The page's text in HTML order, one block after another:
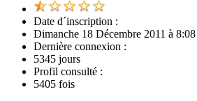
Date d´inscription :
Dimanche 18 Décembre 2011 à 8:08
Dernière connexion :
5345 jours
Profil consulté :
5405 fois